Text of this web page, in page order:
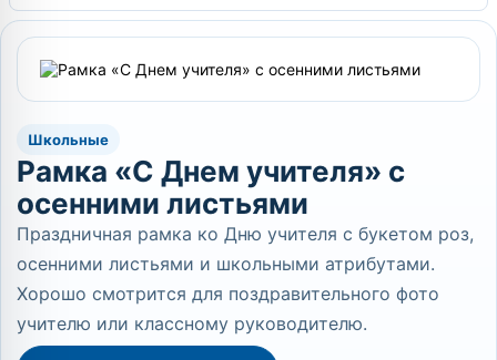
Школьные
Рамка «С Днем учителя» с
осенними листьями
Праздничная рамка ко Дню учителя с букетом роз,
осенними листьями и школьными атрибутами.
Хорошо смотрится для поздравительного фото
учителю или классному руководителю.